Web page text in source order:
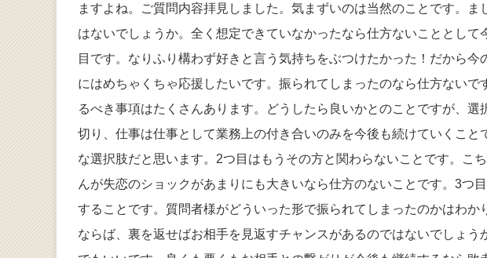
ますよね。ご質問内容拝見しました。気まずいのは当然のことです。
はないでしょうか。全く想定できていなかったなら仕方ないこととし
目です。なりふり構わず好きと言う気持ちをぶつけたかった！だから
にはめちゃくちゃ応援したいです。振られてしまったのなら仕方ないで
るべき事項はたくさんあります。どうしたら良いかとのことですが、
切り、仕事は仕事として業務上の付き合いのみを今後も続けていくこ
な選択肢だと思います。2つ目はもうその方と関わらないことです。こ
んが失恋のショックがあまりにも大きいなら仕方のないことです。3つ
することです。質問者様がどういった形で振られてしまったのかはわ
ならば、裏を返せばお相手を見返すチャンスがあるのではないでしょ